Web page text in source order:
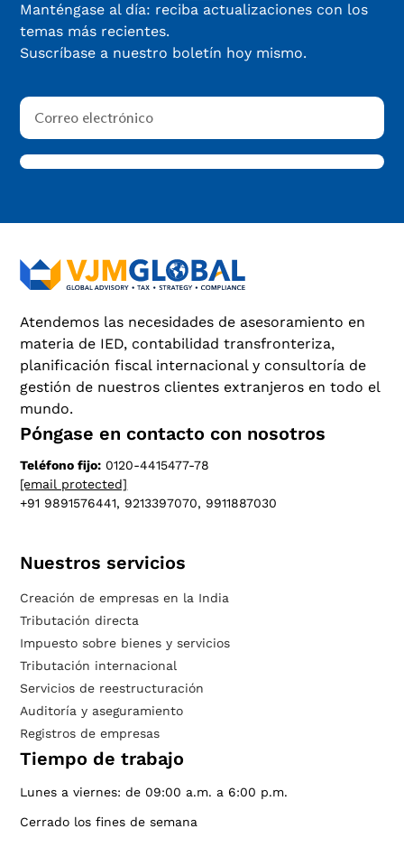
Manténgase al día: reciba actualizaciones con los
temas más recientes.
Suscríbase a nuestro boletín hoy mismo.
Atendemos las necesidades de asesoramiento en
materia de IED, contabilidad transfronteriza,
planificación fiscal internacional y consultoría de
gestión de nuestros clientes extranjeros en todo el
mundo.
Póngase en contacto con nosotros
Teléfono fijo: 0120-4415477-78
[email protected]
+91 9891576441, 9213397070, 9911887030
Nuestros servicios
Creación de empresas en la India
Tributación directa
Impuesto sobre bienes y servicios
Tributación internacional
Servicios de reestructuración
Auditoría y aseguramiento
Registros de empresas
Tiempo de trabajo
Lunes a viernes: de 09:00 a.m. a 6:00 p.m.
Cerrado los fines de semana